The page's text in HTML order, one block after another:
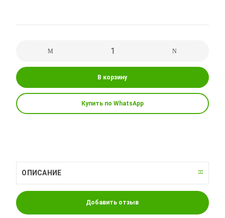
В корзину
Купить по WhatsApp
ОПИСАНИЕ
Добавить отзыв